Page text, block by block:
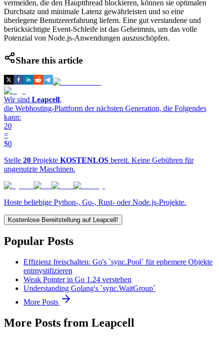
vermeiden, die den Hauptthread blockieren, können sie optimalen
Durchsatz und minimale Latenz gewährleisten und so eine
überlegene Benutzererfahrung liefern. Eine gut verstandene und
berücksichtigte Event-Schleife ist das Geheimnis, um das volle
Potenzial von Node.js-Anwendungen auszuschöpfen.
Share this article
Wir sind Leapcell,
die Webhosting-Plattform der nächsten Generation, die Folgendes
kann:
20
=
$0
Stelle 20 Projekte KOSTENLOS bereit. Keine Gebühren für
ungenutzte Maschinen.
Hoste beliebige Python-, Go-, Rust- oder Node.js-Projekte.
Kostenlose Bereitstellung auf Leapcell!
Popular Posts
Effizienz freischalten: Go's `sync.Pool` für ephemere Objekte
entmystifizieren
Weak Pointer in Go 1.24 verstehen
Understanding Golang's `sync.WaitGroup`
More Posts
More Posts from Leapcell